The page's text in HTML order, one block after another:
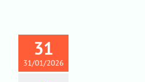
31
31/01/2026